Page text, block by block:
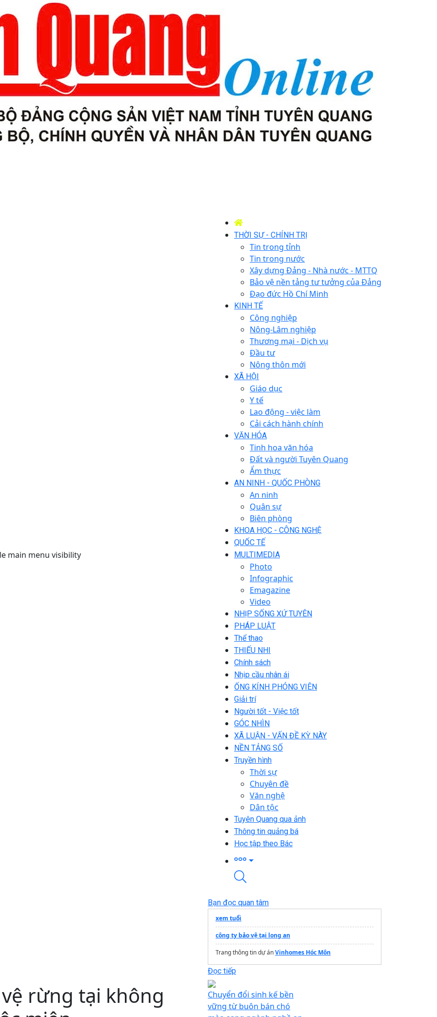
main menu visibility
THỜI SỰ - CHÍNH TRỊ
Tin trong tỉnh
Tin trong nước
Xây dựng Đảng - Nhà nước - MTTQ
Bảo vệ nền tảng tư tưởng của Đảng
Đạo đức Hồ Chí Minh
KINH TẾ
Công nghiệp
Nông-Lâm nghiệp
Thương mại - Dịch vụ
Đầu tư
Nông thôn mới
XÃ HỘI
Giáo dục
Y tế
Lao động - việc làm
Cải cách hành chính
VĂN HÓA
Tinh hoa văn hóa
Đất và người Tuyên Quang
Ẩm thực
AN NINH - QUỐC PHÒNG
An ninh
Quân sự
Biên phòng
KHOA HỌC - CÔNG NGHỆ
QUỐC TẾ
MULTIMEDIA
Photo
Infographic
Emagazine
Video
NHỊP SỐNG XỨ TUYÊN
PHÁP LUẬT
Thể thao
THIẾU NHI
Chính sách
Nhịp cầu nhân ái
ỐNG KÍNH PHÓNG VIÊN
Giải trí
Người tốt - Việc tốt
GÓC NHÌN
XÃ LUẬN - VẤN ĐỀ KỲ NÀY
NỀN TẢNG SỐ
Truyền hình
Thời sự
Chuyên đề
Văn nghệ
Dân tộc
Tuyên Quang qua ảnh
Thông tin quảng bá
Học tập theo Bác
rừng tại không
Bạn đọc quan tâm
xem tuổi
công ty bảo vệ tại long an
Trang thông tin dự ánVinhomes Hóc Môn
Đọc tiếp
Chuyển đổi sinh kế bền
vững từ buôn bán chó